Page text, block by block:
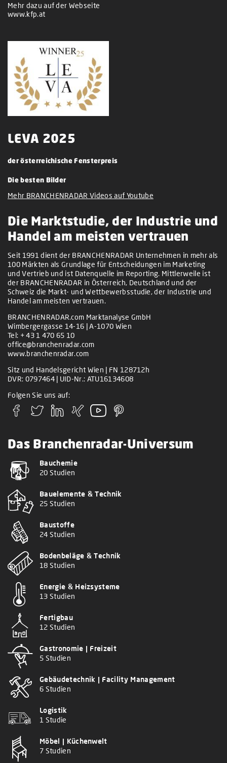
Mehr dazu auf der Webseite
www.kfp.at
LEVA 2025
der österreichische Fensterpreis
Die besten Bilder
Mehr BRANCHENRADAR Videos auf Youtube
Die Marktstudie, der Industrie und
Handel am meisten vertrauen
Seit 1991 dient der BRANCHENRADAR Unternehmen in mehr als
100 Märkten als Grundlage für Entscheidungen im Marketing
und Vertrieb und ist Datenquelle im Reporting. Mittlerweile ist
der BRANCHENRADAR in Österreich, Deutschland und der
Schweiz die Markt- und Wettbewerbsstudie, der Industrie und
Handel am meisten vertrauen.
BRANCHENRADAR.com Marktanalyse GmbH
Wimbergergasse 14-16 | A-1070 Wien
Tel: + 43 1 470 65 10
office@branchenradar.com
www.branchenradar.com
Sitz und Handelsgericht Wien | FN 128712h
DVR: 0797464 | UID-Nr.: ATU16134608
Folgen Sie uns auf:
Das Branchenradar-Universum
Bauchemie
20 Studien
Bauelemente & Technik
25 Studien
Baustoffe
24 Studien
Bodenbeläge & Technik
18 Studien
Energie & Heizsysteme
13 Studien
Fertigbau
12 Studien
Gastronomie | Freizeit
5 Studien
Gebäudetechnik | Facility Management
6 Studien
Logistik
1 Studie
Möbel | Küchenwelt
7 Studien